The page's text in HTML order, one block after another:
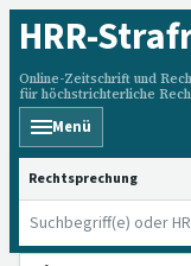
HRR-
Online-Zeitschrift und
für höchstrichterliche
Menü
HRRS durchsuchen